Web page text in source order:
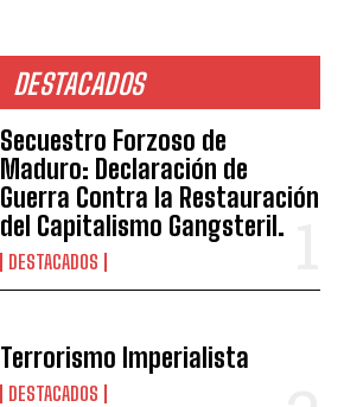
DESTACADOS
Secuestro Forzoso de
Maduro: Declaración de
Guerra Contra la Restauración
del Capitalismo Gangsteril.
DESTACADOS
Terrorismo Imperialista
DESTACADOS